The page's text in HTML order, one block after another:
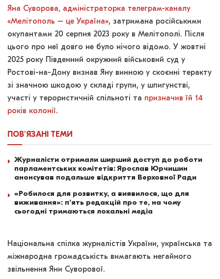
Яна Суворова, адміністраторка телеграм-каналу
«Мелітополь – це Україна», затримана російськими
окупантами 20 серпня 2023 року в Мелітополі. Після
цього про неї довго не було нічого відомо. У жовтні
2025 року Південний окружний військовий суд у
Ростові-на-Дону визнав Яну винною у скоєнні теракту
зі значною шкодою у складі групи, у шпигунстві,
участі у терористичній спільноті та призначив їй 14
років колонії.
ПОВ'ЯЗАНІ ТЕМИ
Журналісти отримали ширший доступ до роботи
парламентських комітетів: Ярослав Юрчишин
анонсував подальше відкриття Верховної Ради
«Робилося для розвитку, а виявилося, що для
виживання»: п’ять редакцій про те, на чому
сьогодні тримаються локальні медіа
Національна спілка журналістів України, українська та
міжнародна громадськість вимагають негайного
звільнення Яни Суворової.